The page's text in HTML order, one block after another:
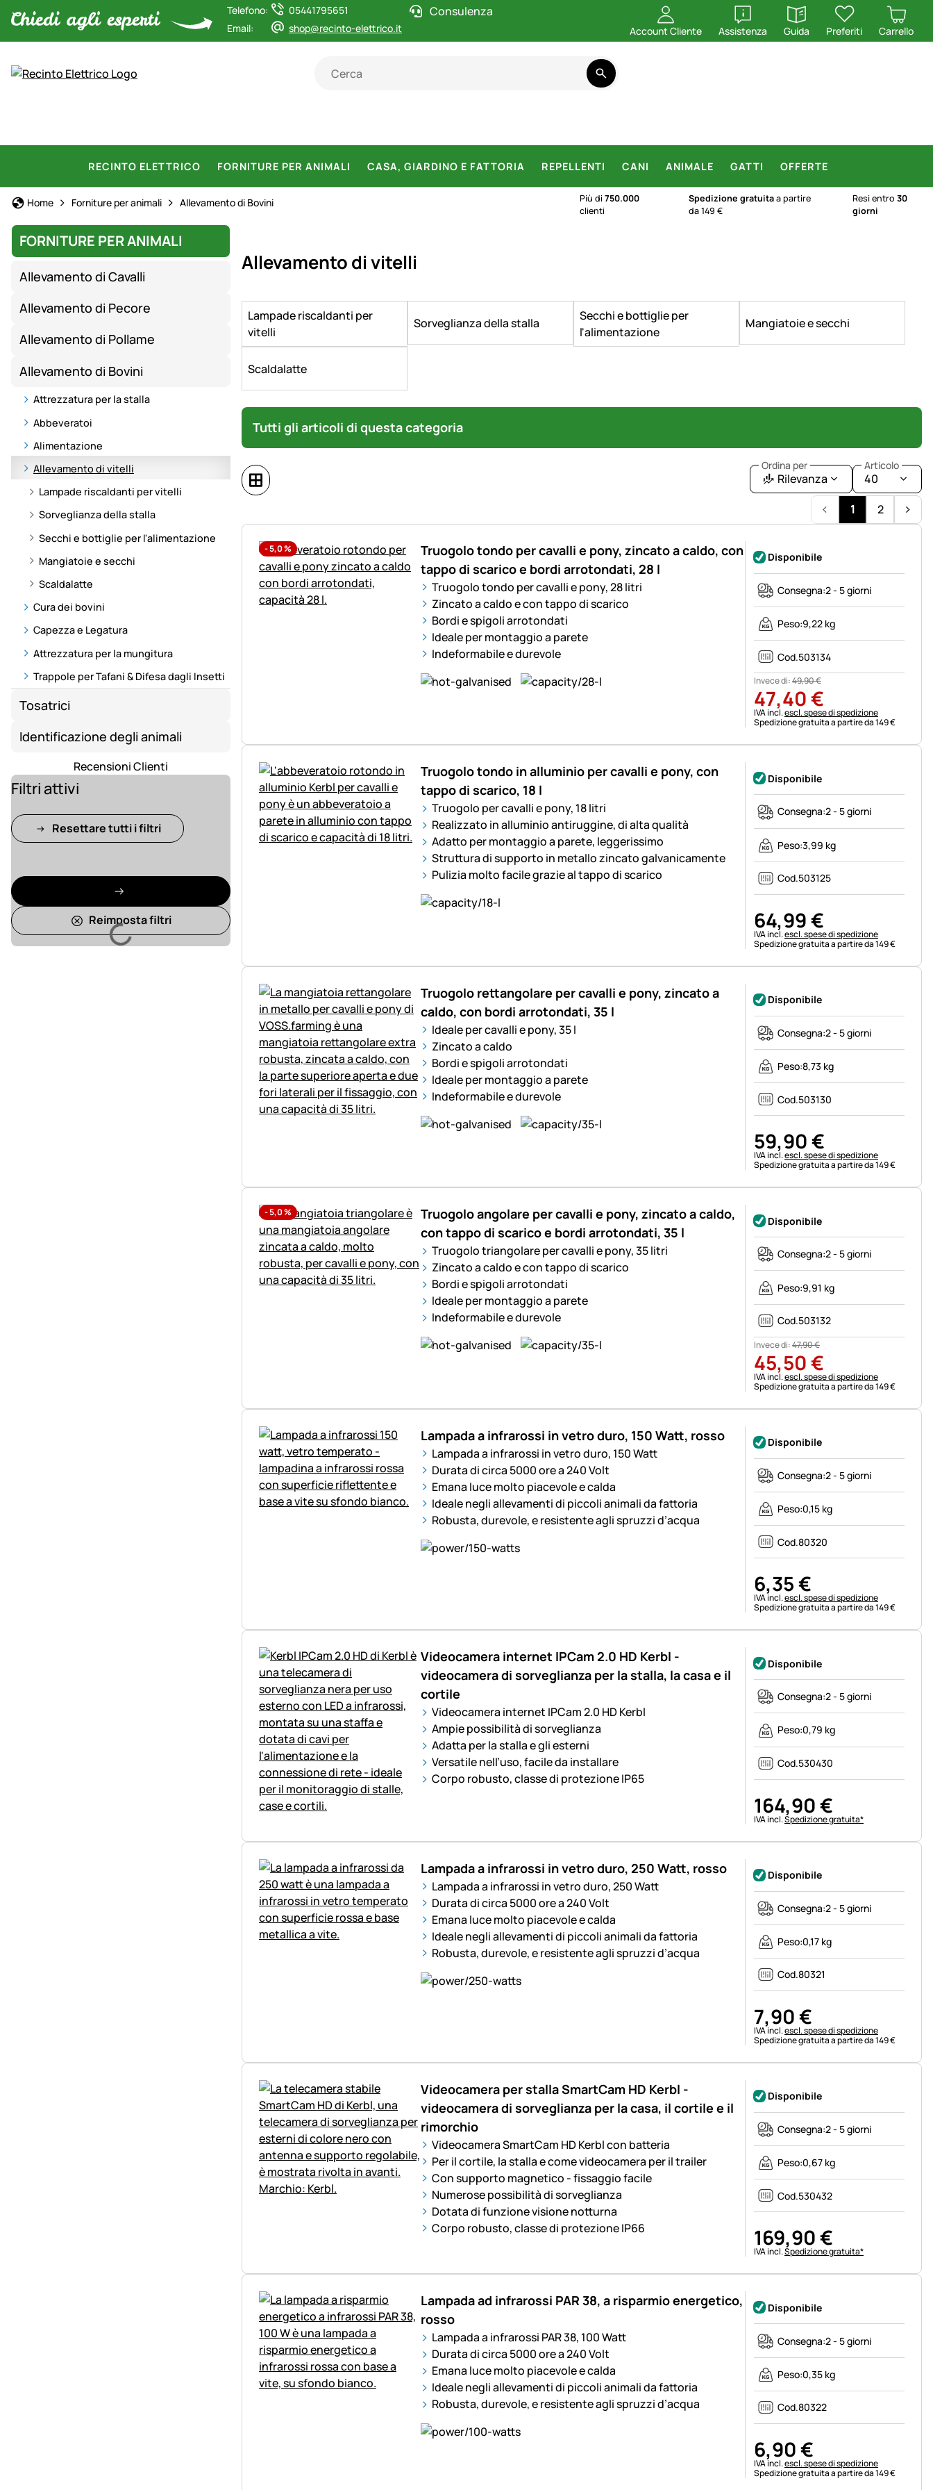
Telefono:
05441795651
Email:
shop@recinto-elettrico.it
Consulenza
Account Cliente Assistenza
apri
Guida
apri
Preferiti Carrello
RECINTO ELETTRICO FORNITURE PER ANIMALI CASA, GIARDINO E FATTORIA REPELLENTI CANI ANIMALE GATTI OFFERTE
Home Forniture per animali Allevamento di Bovini Più di750.000
clienti
Spedizione gratuitaa partire
da 149 €
Resi entro30
giorni
FORNITURE PER ANIMALI
Allevamento di Cavalli
Allevamento di Pecore
Allevamento di Pollame
Allevamento di Bovini
Attrezzatura per la stalla
Abbeveratoi
Alimentazione
Allevamento di vitelli
Lampade riscaldanti per vitelli
Sorveglianza della stalla
Secchi e bottiglie per l'alimentazione
Mangiatoie e secchi
Scaldalatte
Cura dei bovini
Capezza e Legatura
Attrezzatura per la mungitura
Trappole per Tafani & Difesa dagli Insetti
Tosatrici
Identificazione degli animali
Recensioni Clienti
Caricamento
Filtri attivi
Resettare tutti i filtri
Reimposta filtri
Allevamento di vitelli
Lampade riscaldanti per
vitelli
Sorveglianza della stalla
Secchi e bottiglie per
l'alimentazione
Mangiatoie e secchi
Scaldalatte
Tutti gli articoli di questa categoria
Ordina per
Rilevanza
Articolo
40
1
2
-5,0%
Truogolo tondo per cavalli e pony, zincato a caldo, con
tappo di scarico e bordi arrotondati, 28 l
Truogolo tondo per cavalli e pony, 28 litri
Zincato a caldo e con tappo di scarico
Bordi e spigoli arrotondati
Ideale per montaggio a parete
Indeformabile e durevole
Disponibile
Consegna:2 - 5 giorni
Peso:9,22 kg
Cod.503134
Invece di:49,90€
47,40€
Informazioni fiscali:
IVA incl.escl. spese di spedizione
Spedizione gratuita a partire da 149 €
Truogolo tondo in alluminio per cavalli e pony, con
tappo di scarico, 18 l
Truogolo per cavalli e pony, 18 litri
Realizzato in alluminio antiruggine, di alta qualità
Adatto per montaggio a parete, leggerissimo
Struttura di supporto in metallo zincato galvanicamente
Pulizia molto facile grazie al tappo di scarico
Disponibile
Consegna:2 - 5 giorni
Peso:3,99 kg
Cod.503125
64,99€
Informazioni fiscali:
IVA incl.escl. spese di spedizione
Spedizione gratuita a partire da 149 €
Truogolo rettangolare per cavalli e pony, zincato a
caldo, con bordi arrotondati, 35 l
Ideale per cavalli e pony, 35 l
Zincato a caldo
Bordi e spigoli arrotondati
Ideale per montaggio a parete
Indeformabile e durevole
Disponibile
Consegna:2 - 5 giorni
Peso:8,73 kg
Cod.503130
59,90€
Informazioni fiscali:
IVA incl.escl. spese di spedizione
Spedizione gratuita a partire da 149 €
-5,0%
Truogolo angolare per cavalli e pony, zincato a caldo,
con tappo di scarico e bordi arrotondati, 35 l
Truogolo triangolare per cavalli e pony, 35 litri
Zincato a caldo e con tappo di scarico
Bordi e spigoli arrotondati
Ideale per montaggio a parete
Indeformabile e durevole
Disponibile
Consegna:2 - 5 giorni
Peso:9,91 kg
Cod.503132
Invece di:47,90€
45,50€
Informazioni fiscali:
IVA incl.escl. spese di spedizione
Spedizione gratuita a partire da 149 €
Lampada a infrarossi in vetro duro, 150 Watt, rosso
Lampada a infrarossi in vetro duro, 150 Watt
Durata di circa 5000 ore a 240 Volt
Emana luce molto piacevole e calda
Ideale negli allevamenti di piccoli animali da fattoria
Robusta, durevole, e resistente agli spruzzi d’acqua
Disponibile
Consegna:2 - 5 giorni
Peso:0,15 kg
Cod.80320
6,35€
Informazioni fiscali:
IVA incl.escl. spese di spedizione
Spedizione gratuita a partire da 149 €
Videocamera internet IPCam 2.0 HD Kerbl -
videocamera di sorveglianza per la stalla, la casa e il
cortile
Videocamera internet IPCam 2.0 HD Kerbl
Ampie possibilità di sorveglianza
Adatta per la stalla e gli esterni
Versatile nell’uso, facile da installare
Corpo robusto, classe di protezione IP65
Disponibile
Consegna:2 - 5 giorni
Peso:0,79 kg
Cod.530430
164,90€
Informazioni fiscali:
IVA incl.Spedizione gratuita*
Lampada a infrarossi in vetro duro, 250 Watt, rosso
Lampada a infrarossi in vetro duro, 250 Watt
Durata di circa 5000 ore a 240 Volt
Emana luce molto piacevole e calda
Ideale negli allevamenti di piccoli animali da fattoria
Robusta, durevole, e resistente agli spruzzi d’acqua
Disponibile
Consegna:2 - 5 giorni
Peso:0,17 kg
Cod.80321
7,90€
Informazioni fiscali:
IVA incl.escl. spese di spedizione
Spedizione gratuita a partire da 149 €
Videocamera per stalla SmartCam HD Kerbl -
videocamera di sorveglianza per la casa, il cortile e il
rimorchio
Videocamera SmartCam HD Kerbl con batteria
Per il cortile, la stalla e come videocamera per il trailer
Con supporto magnetico - fissaggio facile
Numerose possibilità di sorveglianza
Dotata di funzione visione notturna
Corpo robusto, classe di protezione IP66
Disponibile
Consegna:2 - 5 giorni
Peso:0,67 kg
Cod.530432
169,90€
Informazioni fiscali:
IVA incl.Spedizione gratuita*
Lampada ad infrarossi PAR 38, a risparmio energetico,
rosso
Lampada a infrarossi PAR 38, 100 Watt
Durata di circa 5000 ore a 240 Volt
Emana luce molto piacevole e calda
Ideale negli allevamenti di piccoli animali da fattoria
Robusta, durevole, e resistente agli spruzzi d’acqua
Disponibile
Consegna:2 - 5 giorni
Peso:0,35 kg
Cod.80322
6,90€
Informazioni fiscali:
IVA incl.escl. spese di spedizione
Spedizione gratuita a partire da 149 €